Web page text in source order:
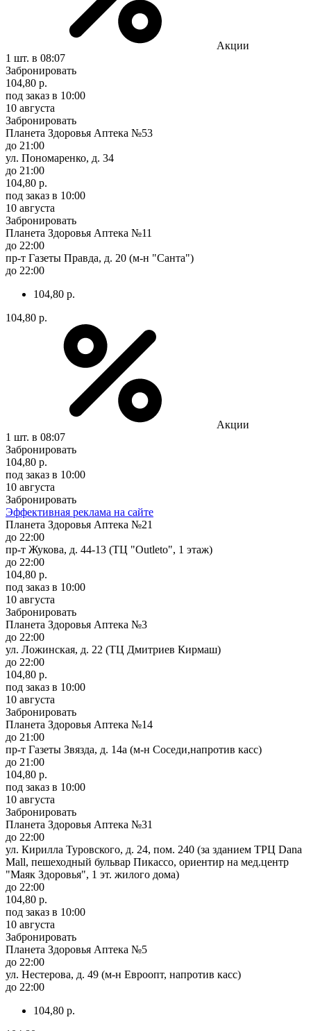
Акции
1 шт. в 08:07
Забронировать
104,80 р.
под заказ в 10:00
10 августа
Забронировать
Планета Здоровья Аптека №53
до 21:00
ул. Пономаренко, д. 34
до 21:00
104,80 р.
под заказ в 10:00
10 августа
Забронировать
Планета Здоровья Аптека №11
до 22:00
пр-т Газеты Правда, д. 20 (м-н "Санта")
до 22:00
104,80 р.
104,80 р.
Акции
1 шт. в 08:07
Забронировать
104,80 р.
под заказ в 10:00
10 августа
Забронировать
Эффективная реклама на сайте
Планета Здоровья Аптека №21
до 22:00
пр-т Жукова, д. 44-13 (ТЦ "Outleto", 1 этаж)
до 22:00
104,80 р.
под заказ в 10:00
10 августа
Забронировать
Планета Здоровья Аптека №3
до 22:00
ул. Ложинская, д. 22 (ТЦ Дмитриев Кирмаш)
до 22:00
104,80 р.
под заказ в 10:00
10 августа
Забронировать
Планета Здоровья Аптека №14
до 21:00
пр-т Газеты Звязда, д. 14а (м-н Соседи,напротив касс)
до 21:00
104,80 р.
под заказ в 10:00
10 августа
Забронировать
Планета Здоровья Аптека №31
до 22:00
ул. Кирилла Туровского, д. 24, пом. 240 (за зданием ТРЦ Dana
Mall, пешеходный бульвар Пикассо, ориентир на мед.центр
"Маяк Здоровья", 1 эт. жилого дома)
до 22:00
104,80 р.
под заказ в 10:00
10 августа
Забронировать
Планета Здоровья Аптека №5
до 22:00
ул. Нестерова, д. 49 (м-н Евроопт, напротив касс)
до 22:00
104,80 р.